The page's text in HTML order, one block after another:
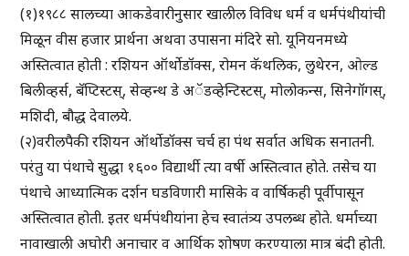
(१)१९८८ सालच्या आकडेवारीनुसार खालील विविध धर्म व धर्मपंथीयांची
मिळून वीस हजार प्रार्थना अथवा उपासना मंदिरे सो. यूनियनमध्ये
अस्तित्वात होती : रशियन ऑर्थोडॉक्स, रोमन कॅथलिक, लुथेरन, ओल्ड
बिलीव्हर्स, बॅप्टिस्टस्, सेव्हन्थ डे अॅडव्हेन्टिस्टस्, मोलोकन्स, सिनेगॉगस्,
मशिदी, बौद्ध देवालये.
(२)वरीलपैकी रशियन ऑर्थोडॉक्स चर्च हा पंथ सर्वात अधिक सनातनी.
परंतु या पंथाचे सुद्धा १६०० विद्यार्थी त्या वर्षी अस्तित्वात होते. तसेच या
पंथाचे आध्यात्मिक दर्शन घडविणारी मासिके व वार्षिकही पूर्वीपासून
अस्तित्वात होती. इतर धर्मपंथीयांना हेच स्वातंत्र्य उपलब्ध होते. धर्माच्या
नावाखाली अघोरी अनाचार व आर्थिक शोषण करण्याला मात्र बंदी होती.